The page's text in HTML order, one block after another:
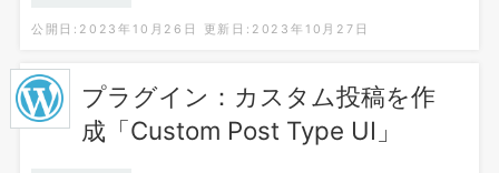
公開日:2023年10月26日 更新日:2023年10月27日
プラグイン：カスタム投稿を作
成「Custom Post Type UI」